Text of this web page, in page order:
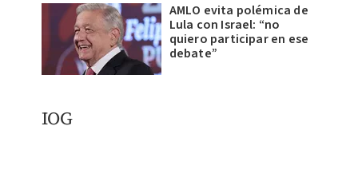
AMLO evita polémica de
Lula con Israel: “no
quiero participar en ese
debate”
IOG